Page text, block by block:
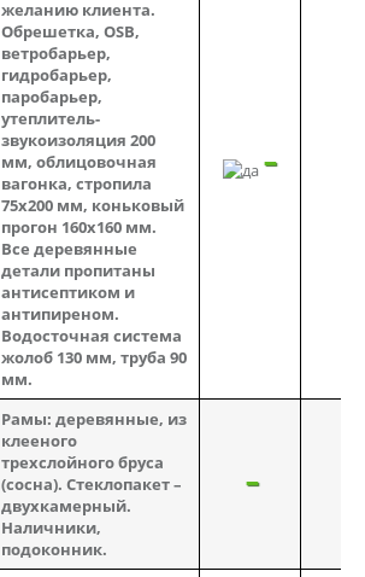
желанию клиента.
Обрешетка, OSB,
ветробарьер,
гидробарьер,
паробарьер,
утеплитель-
звукоизоляция 200
мм, облицовочная
вагонка, стропила
75х200 мм, коньковый
прогон 160х160 мм.
Все деревянные
детали пропитаны
антисептиком и
антипиреном.
Водосточная система
жолоб 130 мм, труба 90
мм.
Рамы: деревянные, из
клееного
трехслойного бруса
(сосна). Стеклопакет –
двухкамерный.
Наличники,
подоконник.